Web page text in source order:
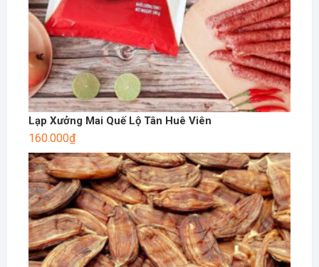
Lạp Xưởng Mai Quế Lộ Tân Huê Viên
160.000₫